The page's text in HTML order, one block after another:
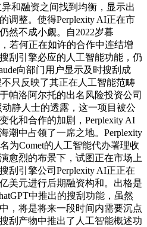
和融资之间找到均衡，显示出
调整。使得Perplexity AI正在市
然不成小觑。自2022岁暮
若何正在如许的合作中连结增
刮引擎必应的人工智能功能，仍
向部门用户显示及时搜刮成
只反映了其正在人工智能范畴
帕洛阿尔托的出名风险投资公司
静人士的透露，这一项目被公
化和合作的加剧，Perplexity AI
潮中占领了一席之地。Perplexity
为Comet的人工智能代办署理收
愈烈的布景下，试图正在市场上
刮引擎公司Perplexity AI正正在
美元进行后期融资构和。出格是
中推出的搜刮功能，虽然
，将是将来一段时间内需要沉点
刮产物中推出了人工智能概述功